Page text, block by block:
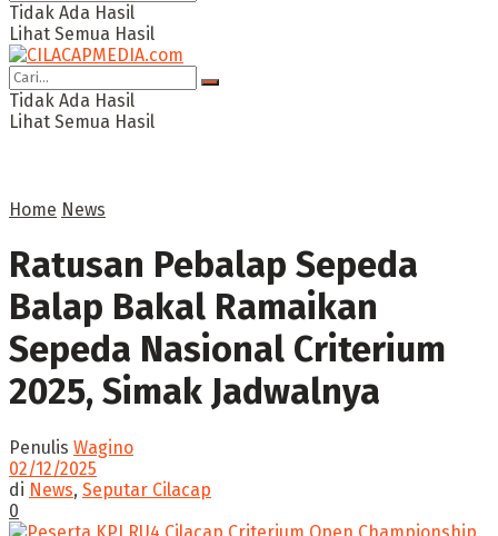
Tidak Ada Hasil
Lihat Semua Hasil
Tidak Ada Hasil
Lihat Semua Hasil
Home News
Ratusan Pebalap Sepeda
Balap Bakal Ramaikan
Sepeda Nasional Criterium
2025, Simak Jadwalnya
Penulis Wagino
02/12/2025
di News, Seputar Cilacap
0